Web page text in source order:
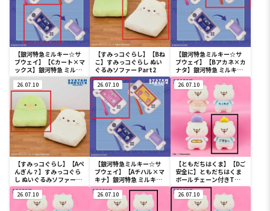
【銀河特急ミルキー☆サ
ブウェイ】【Cカート×マ
ックス】銀河特急 ミルキ
ー☆サブウェイ ゲーム機
型パスケース
【すみっコぐらし】【Bね
こ】すみっコぐらし ぬい
ぐるみソファー Part2
【銀河特急ミルキー☆サ
ブウェイ】【Bアカネ×カ
ナタ】銀河特急 ミルキー
☆サブウェイ ゲーム機型
パスケース
26.07.10
【すみっコぐらし】【Aぺ
んぎん？】すみっコぐら
し ぬいぐるみソファー
Part2
26.07.10
【銀河特急ミルキー☆サ
ブウェイ】【Aチハル×マ
キナ】銀河特急 ミルキー
☆サブウェイ ゲーム機型
パスケース
26.07.10
【ともだちはくま】【Dご
安全に】ともだちはくま
ボールチェーン付きTシ
ャツぬいぐるみ
26.07.10 26.07.10 26.07.10